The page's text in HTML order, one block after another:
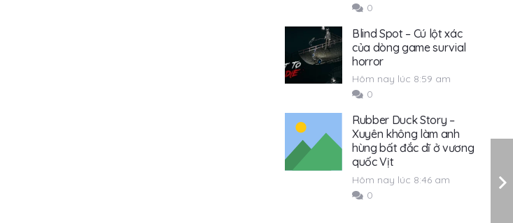
0
Blind Spot – Cú lột xác
của dòng game survial
horror
Hôm nay lúc 8:59 am
0
Rubber Duck Story –
Xuyên không làm anh
hùng bất đắc dĩ ở vương
quốc Vịt
Hôm nay lúc 8:46 am
0